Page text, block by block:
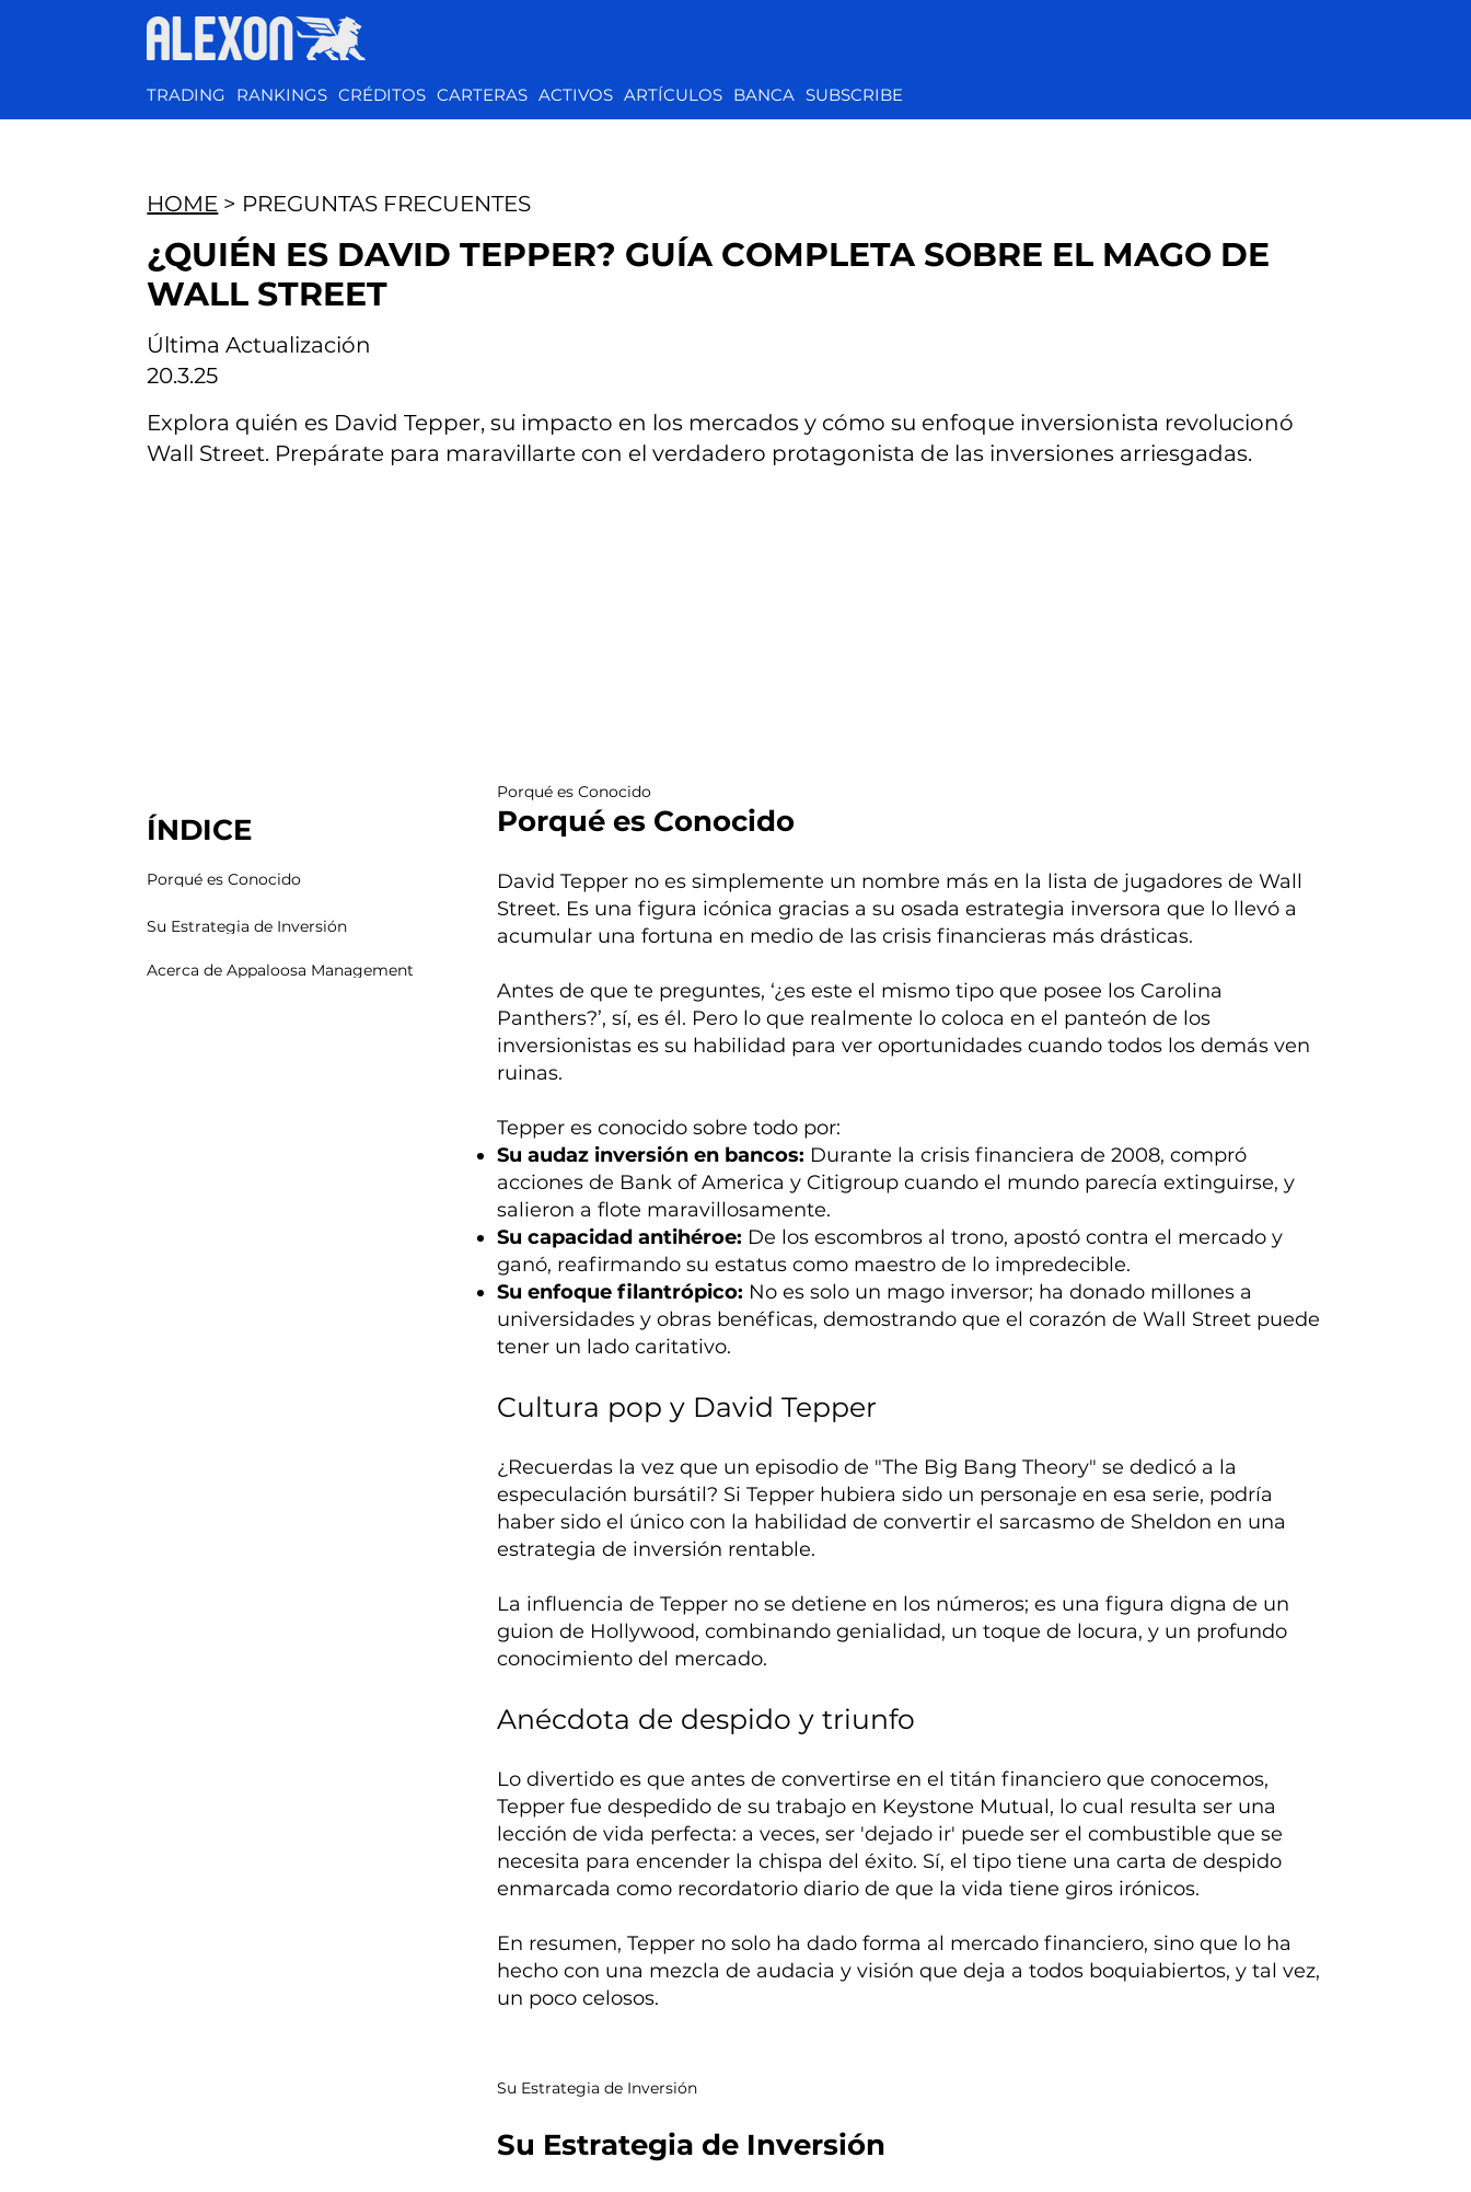
TRADING RANKINGS CRÉDITOS CARTERAS ACTIVOS ARTÍCULOS BANCA SUBSCRIBE
Su Estrategia de Inversión
Su Estrategia de Inversión
Porqué es Conocido
Porqué es Conocido
David Tepper no es simplemente un nombre más en la lista de jugadores de Wall
Street. Es una figura icónica gracias a su osada estrategia inversora que lo llevó a
acumular una fortuna en medio de las crisis financieras más drásticas.
Antes de que te preguntes, ‘¿es este el mismo tipo que posee los Carolina
Panthers?’, sí, es él. Pero lo que realmente lo coloca en el panteón de los
inversionistas es su habilidad para ver oportunidades cuando todos los demás ven
ruinas.
Tepper es conocido sobre todo por:
Su audaz inversión en bancos: Durante la crisis financiera de 2008, compró
acciones de Bank of America y Citigroup cuando el mundo parecía extinguirse, y
salieron a flote maravillosamente.
Su capacidad antihéroe: De los escombros al trono, apostó contra el mercado y
ganó, reafirmando su estatus como maestro de lo impredecible.
Su enfoque filantrópico: No es solo un mago inversor; ha donado millones a
universidades y obras benéficas, demostrando que el corazón de Wall Street puede
tener un lado caritativo.
Cultura pop y David Tepper
¿Recuerdas la vez que un episodio de "The Big Bang Theory" se dedicó a la
especulación bursátil? Si Tepper hubiera sido un personaje en esa serie, podría
haber sido el único con la habilidad de convertir el sarcasmo de Sheldon en una
estrategia de inversión rentable.
La influencia de Tepper no se detiene en los números; es una figura digna de un
guion de Hollywood, combinando genialidad, un toque de locura, y un profundo
conocimiento del mercado.
Anécdota de despido y triunfo
Lo divertido es que antes de convertirse en el titán financiero que conocemos,
Tepper fue despedido de su trabajo en Keystone Mutual, lo cual resulta ser una
lección de vida perfecta: a veces, ser 'dejado ir' puede ser el combustible que se
necesita para encender la chispa del éxito. Sí, el tipo tiene una carta de despido
enmarcada como recordatorio diario de que la vida tiene giros irónicos.
En resumen, Tepper no solo ha dado forma al mercado financiero, sino que lo ha
hecho con una mezcla de audacia y visión que deja a todos boquiabiertos, y tal vez,
un poco celosos.
ÍNDICE
Porqué es Conocido
Su Estrategia de Inversión
Acerca de Appaloosa Management
Última Actualización
20.3.25
HOME > PREGUNTAS FRECUENTES
¿QUIÉN ES DAVID TEPPER? GUÍA COMPLETA SOBRE EL MAGO DE
WALL STREET
Explora quién es David Tepper, su impacto en los mercados y cómo su enfoque inversionista revolucionó
Wall Street. Prepárate para maravillarte con el verdadero protagonista de las inversiones arriesgadas.